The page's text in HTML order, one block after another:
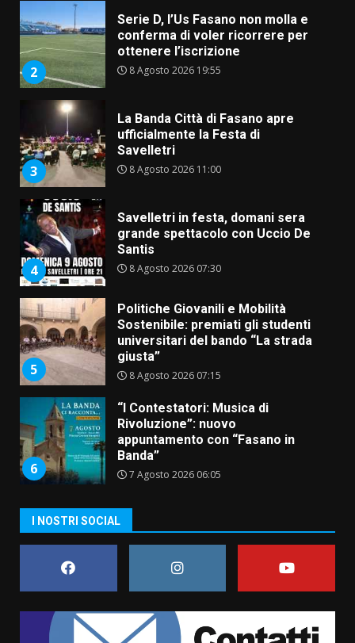
3
La Banda Città di Fasano apre
ufficialmente la Festa di
Savelletri
4
Savelletri in festa, domani sera
grande spettacolo con Uccio De
Santis
5
Politiche Giovanili e Mobilità
Sostenibile: premiati gli studenti
universitari del bando “La strada
giusta”
6
“I Contestatori: Musica di
Rivoluzione”: nuovo
appuntamento con “Fasano in
Banda”
7
US Fasano, Scianaro: “Profonda
amarezza per esclusione dal
campionato di calcio”
7 Agosto 2026 06:00
9 Agosto 2026 07:32
Serie D, l’Us Fasano non molla e
I NOSTRI SOCIAL